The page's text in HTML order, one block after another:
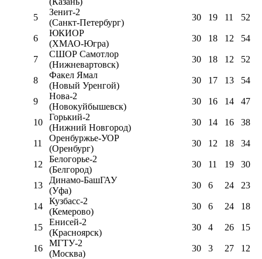
5
Зенит-2
(Санкт-Петербург)
30 19 11 52
6
ЮКИОР
(ХМАО-Югра)
30 18 12 54
7
СШОР Самотлор
(Нижневартовск)
30 18 12 52
8
Факел Ямал
(Новый Уренгой)
30 17 13 54
9
Нова-2
(Новокуйбышевск)
30 16 14 47
10
Горький-2
(Нижний Новгород)
30 14 16 38
11
Оренбуржье-УОР
(Оренбург)
30 12 18 34
12
Белогорье-2
(Белгород)
30 11 19 30
13
Динамо-БашГАУ
(Уфа)
30 6 24 23
14
Кузбасс-2
(Кемерово)
30 6 24 18
15
Енисей-2
(Красноярск)
30 4 26 15
16
МГТУ-2
(Москва)
30 3 27 12